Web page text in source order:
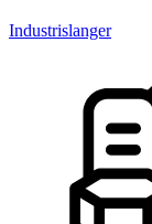
Industrislanger